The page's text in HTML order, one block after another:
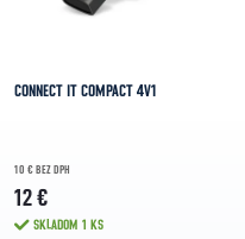
CONNECT IT COMPACT 4V1
10 € BEZ DPH
12 €
SKLADOM 1 KS